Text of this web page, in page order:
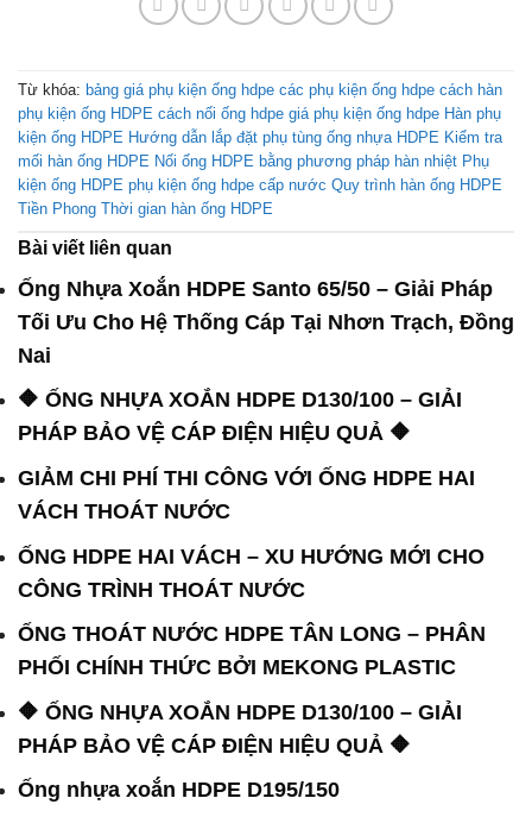
Từ khóa: bảng giá phụ kiện ống hdpe các phụ kiện ống hdpe cách hàn
phụ kiện ống HDPE cách nối ống hdpe giá phụ kiện ống hdpe Hàn phụ
kiện ống HDPE Hướng dẫn lắp đặt phụ tùng ống nhựa HDPE Kiểm tra
mối hàn ống HDPE Nối ống HDPE bằng phương pháp hàn nhiệt Phụ
kiện ống HDPE phụ kiện ống hdpe cấp nước Quy trình hàn ống HDPE
Tiền Phong Thời gian hàn ống HDPE
Bài viết liên quan
Ống Nhựa Xoắn HDPE Santo 65/50 – Giải Pháp
Tối Ưu Cho Hệ Thống Cáp Tại Nhơn Trạch, Đồng
Nai
🔶 ỐNG NHỰA XOẮN HDPE D130/100 – GIẢI
PHÁP BẢO VỆ CÁP ĐIỆN HIỆU QUẢ 🔶
GIẢM CHI PHÍ THI CÔNG VỚI ỐNG HDPE HAI
VÁCH THOÁT NƯỚC
ỐNG HDPE HAI VÁCH – XU HƯỚNG MỚI CHO
CÔNG TRÌNH THOÁT NƯỚC
ỐNG THOÁT NƯỚC HDPE TÂN LONG – PHÂN
PHỐI CHÍNH THỨC BỞI MEKONG PLASTIC
🔶 ỐNG NHỰA XOẮN HDPE D130/100 – GIẢI
PHÁP BẢO VỆ CÁP ĐIỆN HIỆU QUẢ 🔶
Ống nhựa xoắn HDPE D195/150